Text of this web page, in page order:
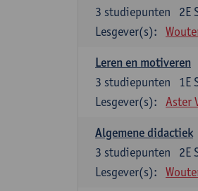
2E
3 studiepunten
Lesgever(s):
Leren en motiveren
1E
3 studiepunten
Lesgever(s):
Aster
Algemene didactiek
2E
3 studiepunten
Lesgever(s):